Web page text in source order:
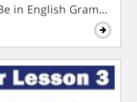
in English Grammar